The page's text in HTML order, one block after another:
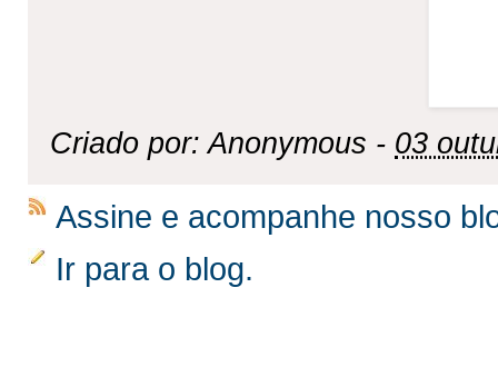
Criado por: Anonymous - 03
Assine e acompanhe nosso
Ir para o blog.